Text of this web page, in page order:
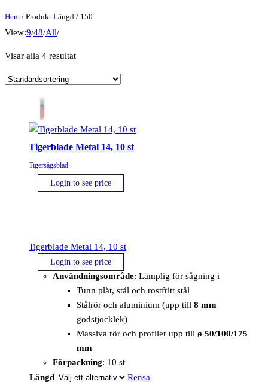
Hem / Produkt Längd / 150
View:9/48/All/
Visar alla 4 resultat
Tigerblade Metal 14, 10 st
Tigersågsblad
Login to see price
Tigerblade Metal 14, 10 st
Login to see price
Användningsområde: Lämplig för sågning i
Tunn plåt, stål och rostfritt stål
Stålrör och aluminium (upp till 8 mm
godstjocklek)
Massiva rör och profiler upp till ø 50/100/175
mm
Förpackning: 10 st
Längd
Rensa